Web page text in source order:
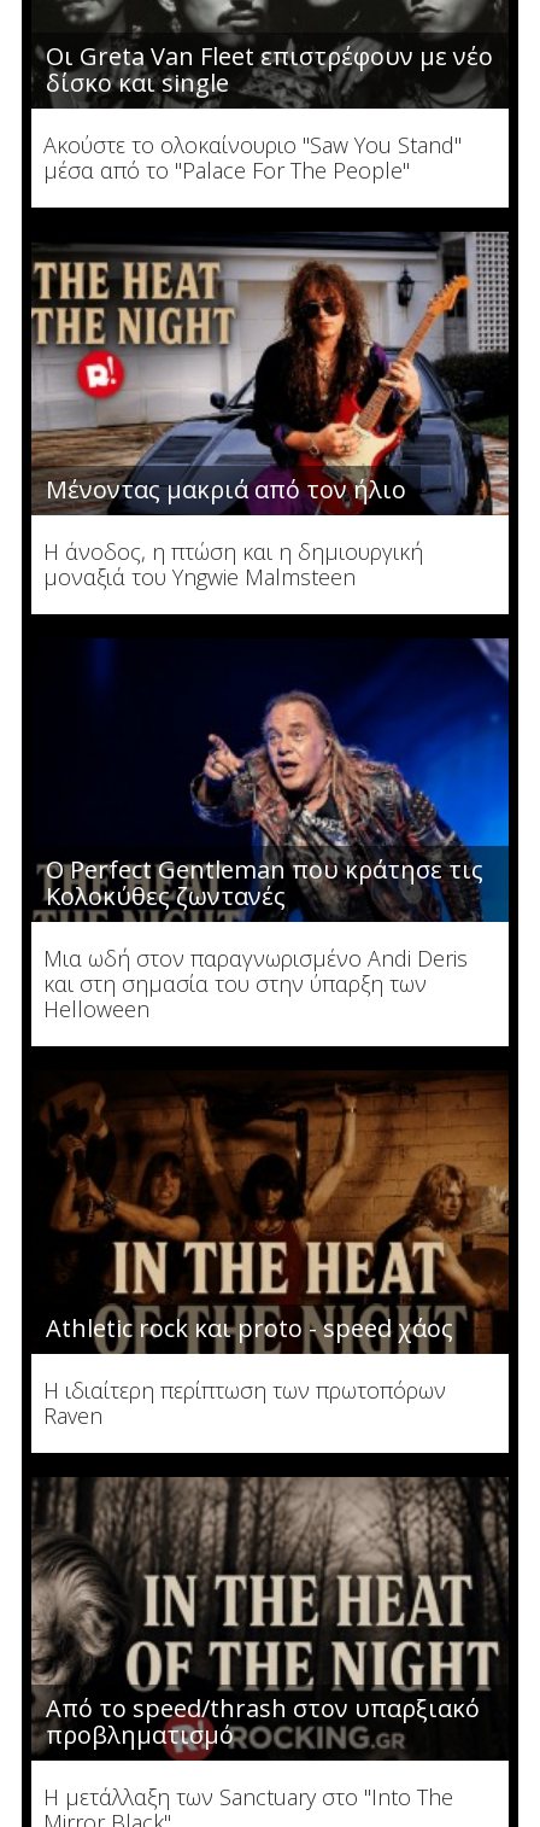
Οι Greta Van Fleet επιστρέφουν με νέο
δίσκο και single
Ακούστε το ολοκαίνουριο "Saw You Stand"
μέσα από το "Palace For The People"
Μένοντας μακριά από τον ήλιο
Η άνοδος, η πτώση και η δημιουργική
μοναξιά του Yngwie Malmsteen
Ο Perfect Gentleman που κράτησε τις
Κολοκύθες ζωντανές
Μια ωδή στον παραγνωρισμένο Andi Deris
και στη σημασία του στην ύπαρξη των
Helloween
Athletic rock και proto - speed χάος
Η ιδιαίτερη περίπτωση των πρωτοπόρων
Raven
Από το speed/thrash στον υπαρξιακό
προβληματισμό
Η μετάλλαξη των Sanctuary στο "Into The